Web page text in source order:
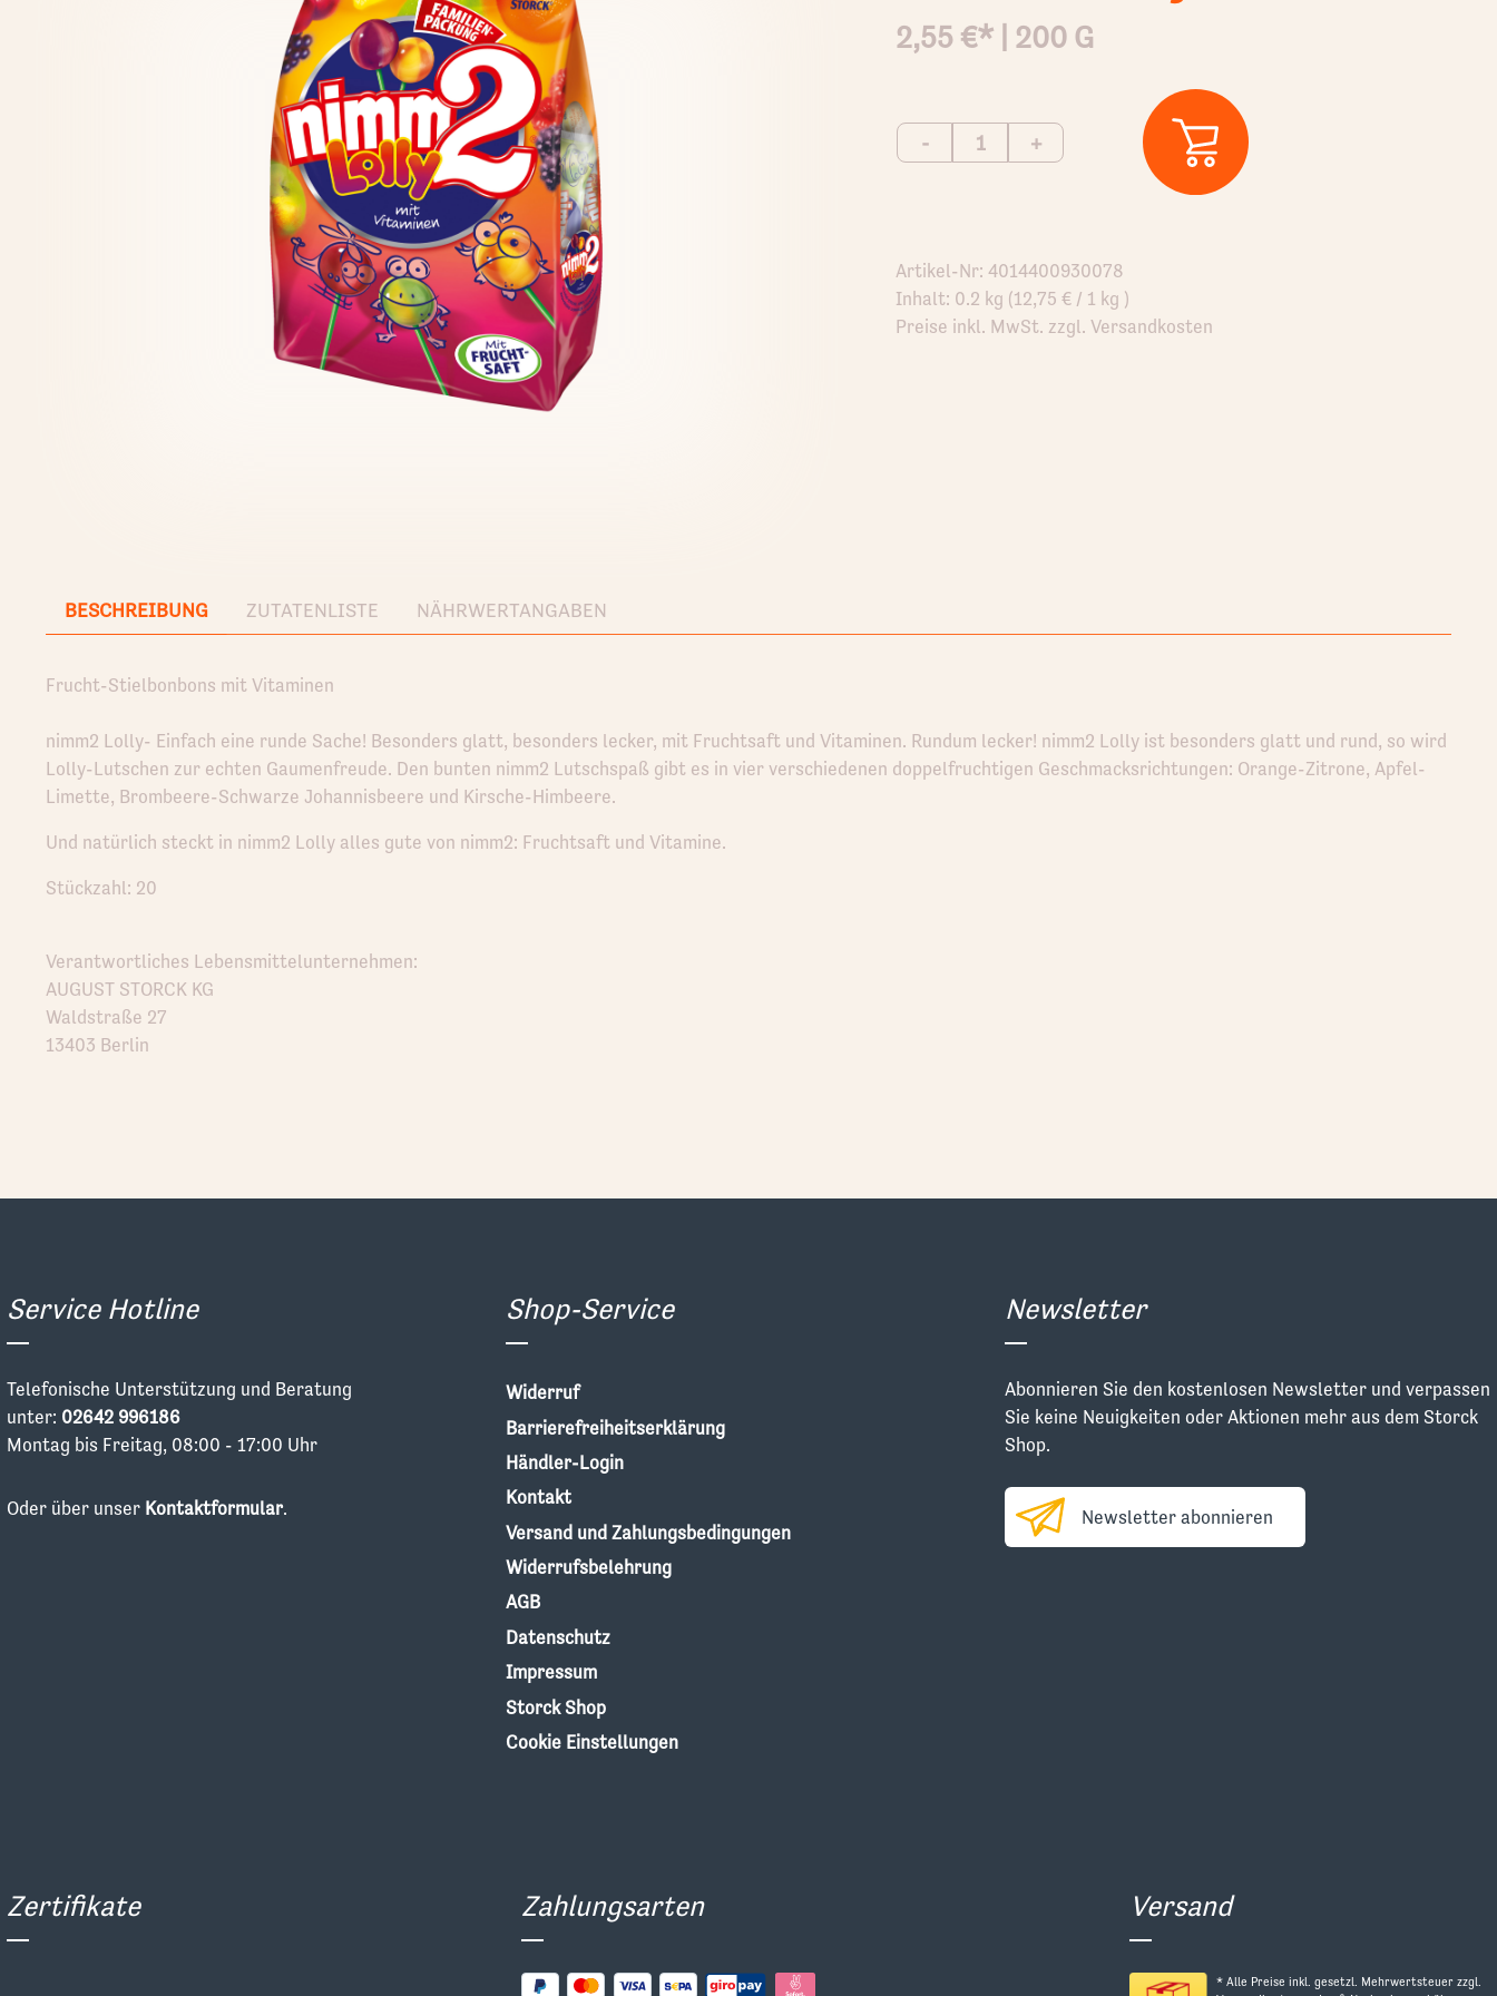
2,55 €* 200 G
- +
Artikel-Nr: 4014400930078
Inhalt: 0.2 kg (12,75 € / 1 kg )
Preise inkl. MwSt. zzgl. Versandkosten
BESCHREIBUNG ZUTATENLISTE NÄHRWERTANGABEN
Frucht-Stielbonbons mit Vitaminen
nimm2 Lolly- Einfach eine runde Sache! Besonders glatt, besonders lecker, mit Fruchtsaft und Vitaminen. Rundum lecker! nimm2 Lolly ist besonders glatt und rund, so wird
Lolly-Lutschen zur echten Gaumenfreude. Den bunten nimm2 Lutschspaß gibt es in vier verschiedenen doppelfruchtigen Geschmacksrichtungen: Orange-Zitrone, Apfel-
Limette, Brombeere-Schwarze Johannisbeere und Kirsche-Himbeere.
Und natürlich steckt in nimm2 Lolly alles gute von nimm2: Fruchtsaft und Vitamine.
Stückzahl: 20
Verantwortliches Lebensmittelunternehmen:
AUGUST STORCK KG
Waldstraße 27
13403 Berlin
Service Hotline
Telefonische Unterstützung und Beratung
unter: 02642 996186
Montag bis Freitag, 08:00 - 17:00 Uhr
Oder über unser Kontaktformular.
Shop-Service
Widerruf
Barrierefreiheitserklärung
Händler-Login
Kontakt
Versand und Zahlungsbedingungen
Widerrufsbelehrung
AGB
Datenschutz
Impressum
Storck Shop
Cookie Einstellungen
Newsletter
Abonnieren Sie den kostenlosen Newsletter und verpassen
Sie keine Neuigkeiten oder Aktionen mehr aus dem Storck
Shop.
Newsletter abonnieren
Zertifikate Zahlungsarten Versand
* Alle Preise inkl. gesetzl. Mehrwertsteuer zzgl.